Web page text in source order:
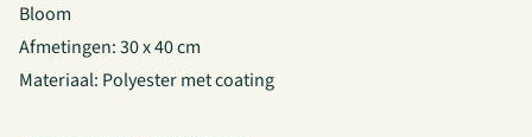
Bloom
Afmetingen: 30 x 40 cm
Materiaal: Polyester met coating